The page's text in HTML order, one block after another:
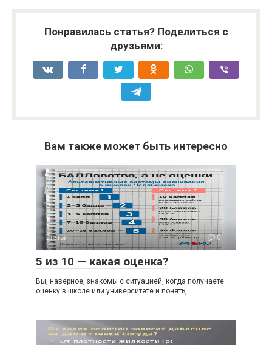
Понравилась статья? Поделиться с
друзьями:
Вам также может быть интересно
Статьи 0
5 из 10 — какая оценка?
Вы, наверное, знакомы с ситуацией, когда получаете
оценку в школе или университете и понять,